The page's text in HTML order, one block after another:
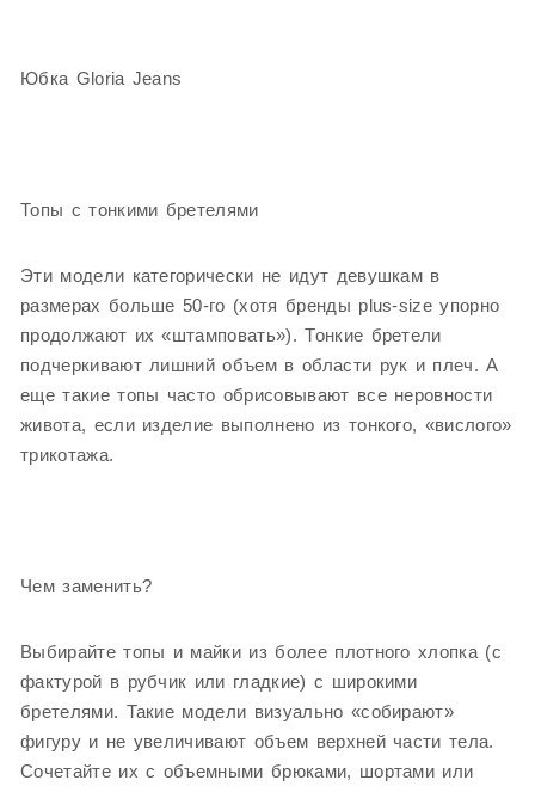
Юбка Gloria Jeans
Топы с тонкими бретелями
Эти модели категорически не идут девушкам в
размерах больше 50-го (хотя бренды plus-size упорно
продолжают их «штамповать»). Тонкие бретели
подчеркивают лишний объем в области рук и плеч. А
еще такие топы часто обрисовывают все неровности
живота, если изделие выполнено из тонкого, «вислого»
трикотажа.
Чем заменить?
Выбирайте топы и майки из более плотного хлопка (с
фактурой в рубчик или гладкие) с широкими
бретелями. Такие модели визуально «собирают»
фигуру и не увеличивают объем верхней части тела.
Сочетайте их с объемными брюками, шортами или